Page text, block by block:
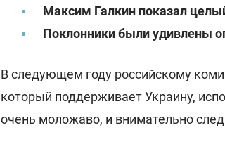
Максим Галкин показал
Поклонники были удивлены
В следующем году российскому
который поддерживает Украину,
очень моложаво, и внимательно